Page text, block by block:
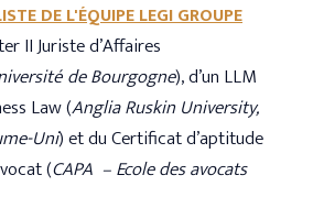
II Juriste d’Affaires
de Bourgogne), d’un LLM
Law (Anglia Ruskin University,
Uni) et du Certificat d’aptitude
(CAPA –Ecole des avocats
DE L'ÉQUIPE LEGI GROUPE